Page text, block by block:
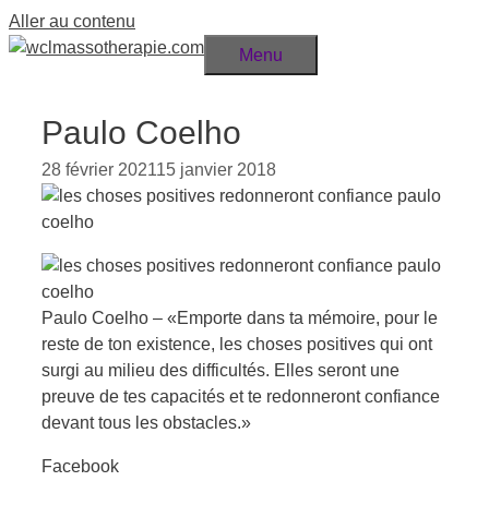
Aller au contenu
Menu
Paulo Coelho
28 février 202115 janvier 2018
Paulo Coelho – «Emporte dans ta mémoire, pour le
reste de ton existence, les choses positives qui ont
surgi au milieu des difficultés. Elles seront une
preuve de tes capacités et te redonneront confiance
devant tous les obstacles.»
Facebook